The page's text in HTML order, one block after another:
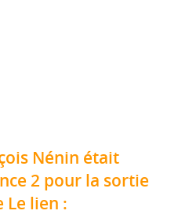
Nénin était
2 pour la sortie
Le lien :